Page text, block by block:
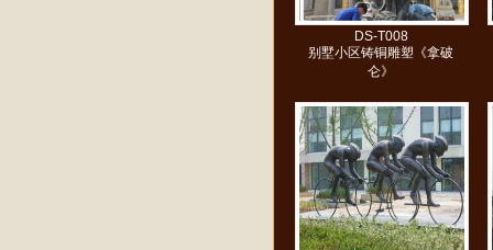
DS-T008
别墅小区铸铜雕塑《拿破
仑》